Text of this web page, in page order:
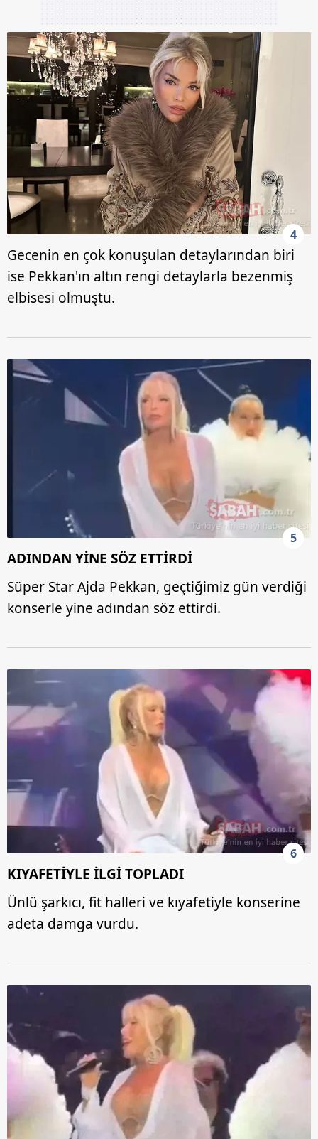
4
Gecenin en çok konuşulan detaylarından biri
ise Pekkan'ın altın rengi detaylarla bezenmiş
elbisesi olmuştu.
5
ADINDAN YİNE SÖZ ETTİRDİ
Süper Star Ajda Pekkan, geçtiğimiz gün verdiği
konserle yine adından söz ettirdi.
6
KIYAFETİYLE İLGİ TOPLADI
Ünlü şarkıcı, fit halleri ve kıyafetiyle konserine
adeta damga vurdu.